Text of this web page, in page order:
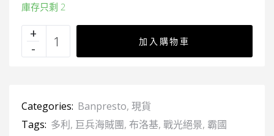
庫存只剩 2
加入購物車
Categories: Banpresto, 現貨
Tags: 多利, 巨兵海賊團, 布洛基, 戰光絕景, 霸國